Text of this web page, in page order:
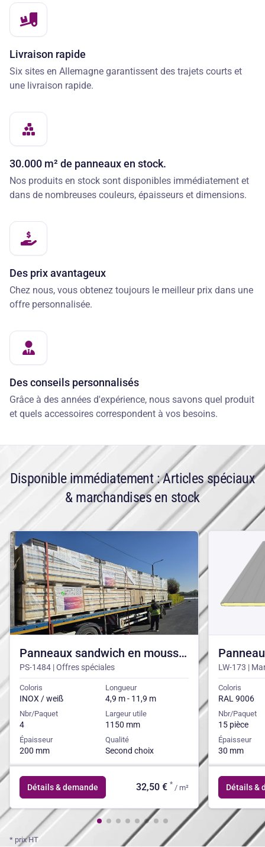
Livraison rapide
Six sites en Allemagne garantissent des trajets courts et
une livraison rapide.
30.000 m² de panneaux en stock.
Nos produits en stock sont disponibles immédiatement et
dans de nombreuses couleurs, épaisseurs et dimensions.
Des prix avantageux
Chez nous, vous obtenez toujours le meilleur prix dans une
offre personnalisée.
Des conseils personnalisés
Grâce à des années d'expérience, nous savons quel produit
et quels accessoires correspondent à vos besoins.
Disponible immédiatement : Articles spéciaux
& marchandises en stock
Panneaux sandwich en mousse
PIR FRIGO 200mm RAL INOX
2e CHOIX
PS-1484 | Offres spéciales
Coloris
INOX / weiß
Nbr/Paquet
4
Épaisseur
200 mm
Longueur
4,9 m - 11,9 m
Largeur utile
1150 mm
Qualité
Second choix
Détails & demande 32,50 € * / m²
30 mm
LW-173 |
Coloris
RAL 9006
Nbr/Paquet
15 pièce
Épaisseur
30 mm
Détails &
* prix HT